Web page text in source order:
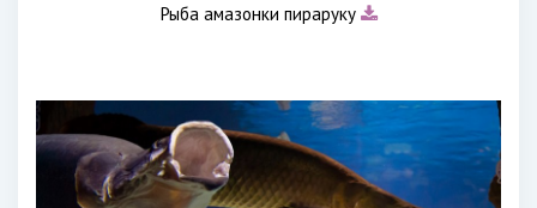
Рыба амазонки пираруку